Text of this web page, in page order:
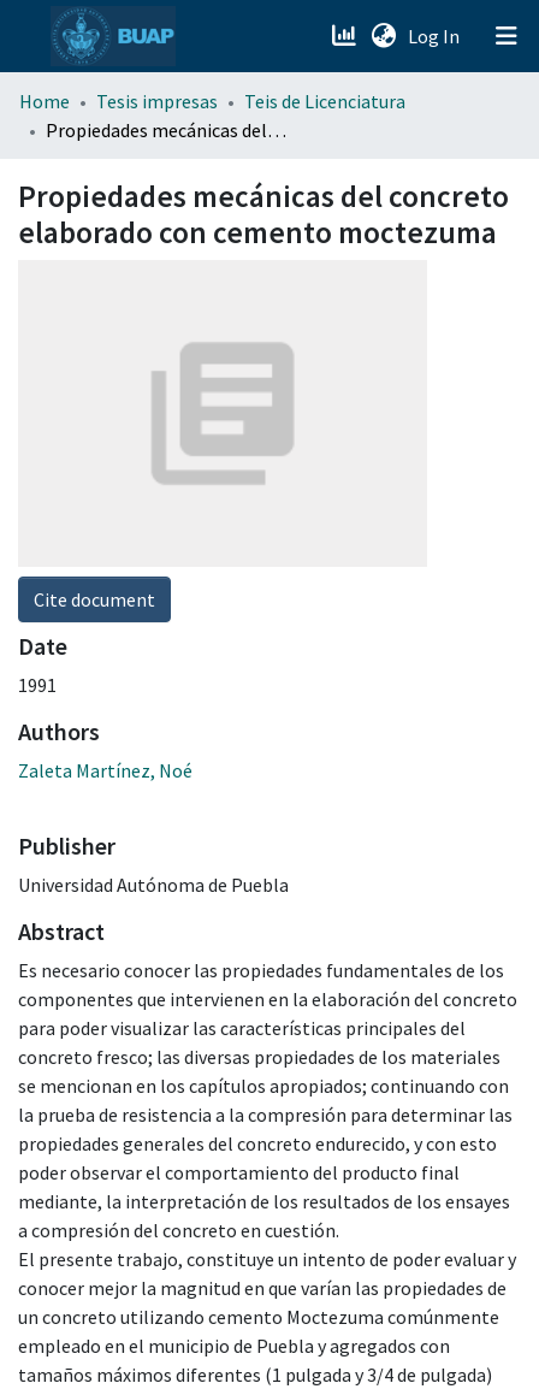
Log In (current)
menu.section.about_menu
Home Tesis impresas
Teis de Licenciatura
Propiedades mecánicas del concreto elaborado con cemento moctezuma
Propiedades mecánicas del concreto
elaborado con cemento moctezuma
Cite document
Date
1991
Authors
Zaleta Martínez, Noé
Publisher
Universidad Autónoma de Puebla
Abstract
Es necesario conocer las propiedades fundamentales de los
componentes que intervienen en la elaboración del concreto
para poder visualizar las características principales del
concreto fresco; las diversas propiedades de los materiales
se mencionan en los capítulos apropiados; continuando con
la prueba de resistencia a la compresión para determinar las
propiedades generales del concreto endurecido, y con esto
poder observar el comportamiento del producto final
mediante, la interpretación de los resultados de los ensayes
a compresión del concreto en cuestión.
El presente trabajo, constituye un intento de poder evaluar y
conocer mejor la magnitud en que varían las propiedades de
un concreto utilizando cemento Moctezuma comúnmente
empleado en el municipio de Puebla y agregados con
tamaños máximos diferentes (1 pulgada y 3/4 de pulgada)